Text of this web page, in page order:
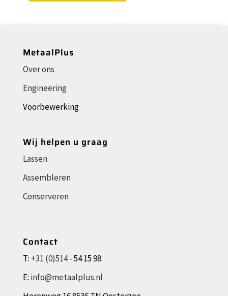
MetaalPlus
Over ons
Engineering
Voorbewerking
Wij helpen u graag
Lassen
Assembleren
Conserveren
Contact
T: +31 (0)514 -54 15 98
E: info@metaalplus.nl